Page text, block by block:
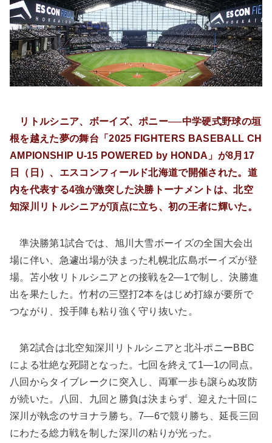
リトルシニア、ボーイズ、ポニー──中学硬式野球の垣
根を越えた夢の舞台「2025 FIGHTERS BASEBALL CH
AMPIONSHIP U-15 POWERED by HONDA」が8月17
日（日）、エスコンフィールド北海道で開催された。道
内を代表する4強が激突した決勝トーナメントは、北空
知深川リトルシニアが頂点に立ち、初の王者に輝いた。
準決勝第1試合では、旭川大雪ボーイズの全国大会出
場に伴い、急遽出場が決まった札幌北広島ボーイズが登
場。苫小牧リトルシニアとの接戦を2―1で制し、決勝進
出を果たした。竹村の三塁打2本をはじめ打線が要所で
つながり、投手陣も粘り強く守り抜いた。
第2試合は北空知深川リトルシニアと北斗ポニーBBC
による壮絶な死闘となった。七回を終えて1―1の同点。
八回からタイブレークに突入し、両軍一歩も譲らぬ攻防
が続いた。八回、九回と勝負は決まらず、迎えた十回に
深川が執念のサヨナラ勝ち。7―6で競り勝ち、延長三回
にわたる総力戦を制した深川の粘りが光った。